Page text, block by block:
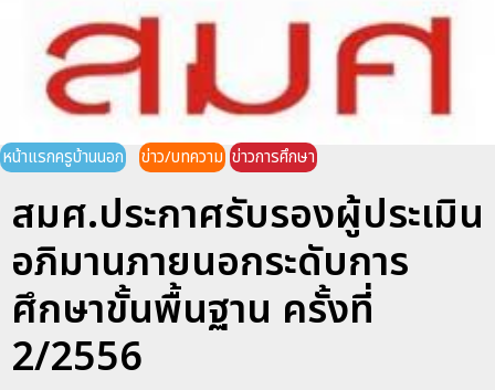
หน้าแรกครูบ้านนอก ข่าว/บทความ ข่าวการศึกษา
สมศ.ประกาศรับรองผู้ประเมิน
อภิมานภายนอกระดับการ
ศึกษาขั้นพื้นฐาน ครั้งที่
2/2556